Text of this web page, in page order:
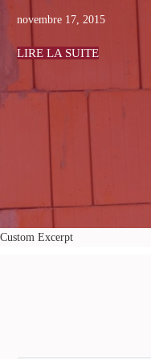
Custom Excerpt